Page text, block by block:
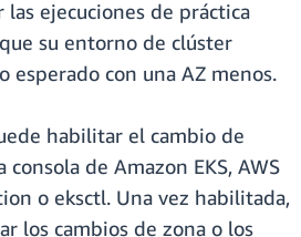
las ejecuciones de práctica
su entorno de clúster
esperado con una AZ menos.
habilitar el cambio de
de Amazon EKS, AWS
o eksctl. Una vez habilitada,
los cambios de zona o los